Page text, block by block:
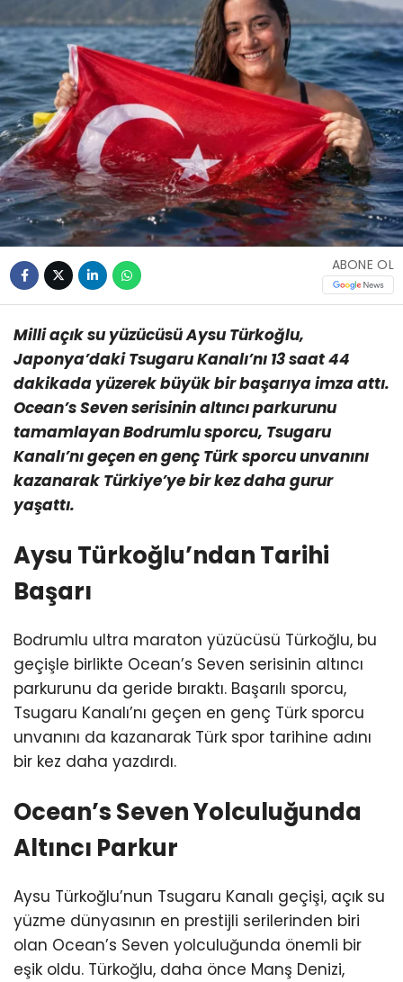
ABONE OL
Milli açık su yüzücüsü Aysu Türkoğlu,
Japonya’daki Tsugaru Kanalı’nı 13 saat 44
dakikada yüzerek büyük bir başarıya imza attı.
Ocean’s Seven serisinin altıncı parkurunu
tamamlayan Bodrumlu sporcu, Tsugaru
Kanalı’nı geçen en genç Türk sporcu unvanını
kazanarak Türkiye’ye bir kez daha gurur
yaşattı.
Aysu Türkoğlu’ndan Tarihi
Başarı
Bodrumlu ultra maraton yüzücüsü Türkoğlu, bu
geçişle birlikte Ocean’s Seven serisinin altıncı
parkurunu da geride bıraktı. Başarılı sporcu,
Tsugaru Kanalı’nı geçen en genç Türk sporcu
unvanını da kazanarak Türk spor tarihine adını
bir kez daha yazdırdı.
Ocean’s Seven Yolculuğunda
Altıncı Parkur
Aysu Türkoğlu’nun Tsugaru Kanalı geçişi, açık su
yüzme dünyasının en prestijli serilerinden biri
olan Ocean’s Seven yolculuğunda önemli bir
eşik oldu. Türkoğlu, daha önce Manş Denizi,